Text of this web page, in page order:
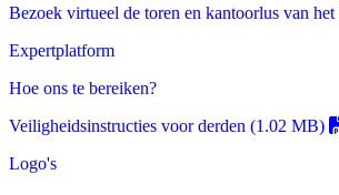
Bezoek virtueel de toren en kantoorlus van
Expertplatform
Hoe ons te bereiken?
Veiligheidsinstructies voor derden (1.02 MB)
Logo's